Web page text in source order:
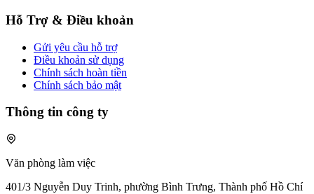
Hỗ Trợ & Điều khoản
Gửi yêu cầu hỗ trợ
Điều khoản sử dụng
Chính sách hoàn tiền
Chính sách bảo mật
Thông tin công ty
Văn phòng làm việc
401/3 Nguyễn Duy Trinh, phường Bình Trưng, Thành phố Hồ Chí